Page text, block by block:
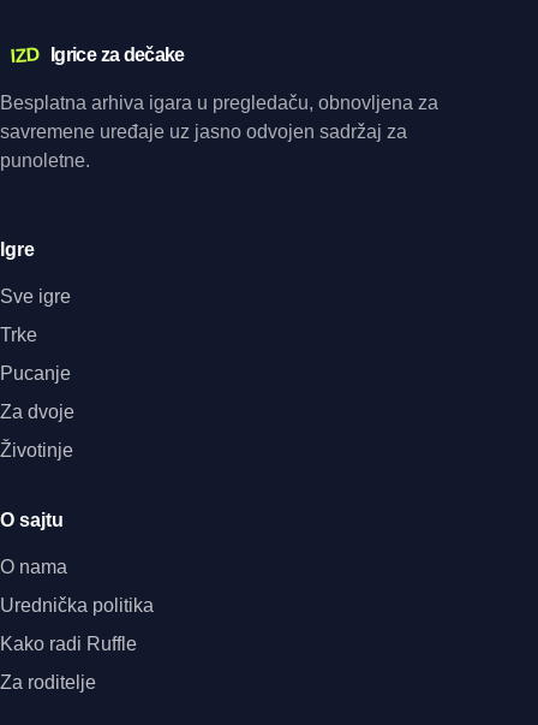
IZD Igrice za dečake
Besplatna arhiva igara u pregledaču, obnovljena za
savremene uređaje uz jasno odvojen sadržaj za
punoletne.
Igre
Sve igre
Trke
Pucanje
Za dvoje
Životinje
O sajtu
O nama
Urednička politika
Kako radi Ruffle
Za roditelje